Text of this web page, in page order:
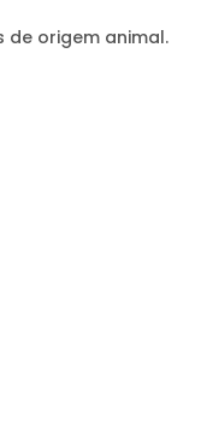
de origem animal.